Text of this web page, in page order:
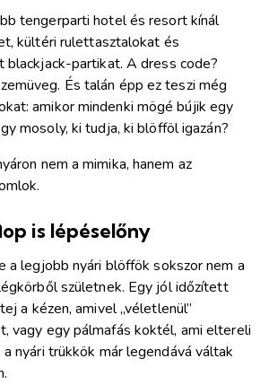
tengerparti hotel és resort kínál
kültéri rulettasztalokat és
partikat. A dress code?
És talán épp ez teszi még
amikor mindenki mögé bújik egy
mosoly, ki tudja, ki blöfföl igazán?
nem a mimika, hanem az
is lépéselőny
a legjobb nyári blöffök sokszor nem a
születnek. Egy jól időzített
a kézen, amivel „véletlenül”
vagy egy pálmafás koktél, ami eltereli
nyári trükkök már legendává váltak